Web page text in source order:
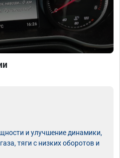
и улучшение динамики,
тяги с низких оборотов и